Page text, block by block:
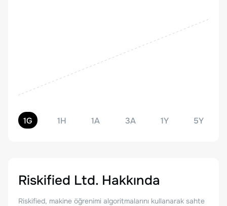
1G 1H 1A 3A 1Y 5Y
Riskified Ltd. Hakkında
Riskified, makine öğrenimi algoritmalarını kullanarak sahte